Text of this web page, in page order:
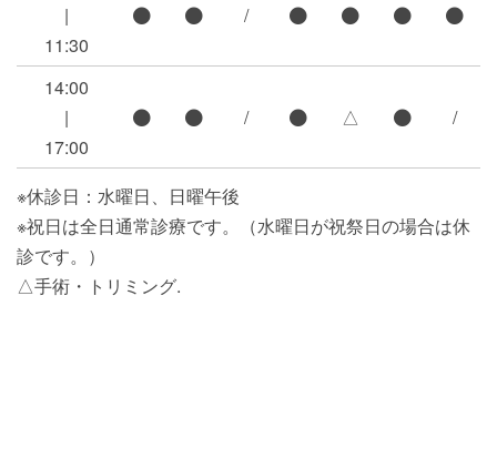
|
11:30
/
14:00
|
17:00
/ △ /
※休診日：水曜日、日曜午後
※祝日は全日通常診療です。（水曜日が祝祭日の場合は休
診です。）
△手術・トリミング.